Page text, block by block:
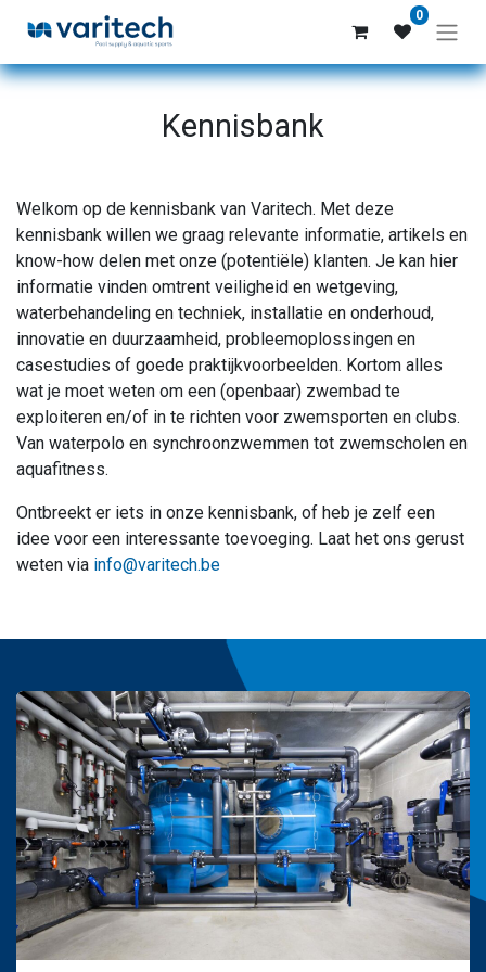
0
Kennisbank
Welkom op de kennisbank van Varitech. Met deze
kennisbank willen we graag relevante informatie, artikels en
know-how delen met onze (potentiële) klanten. Je kan hier
informatie vinden omtrent veiligheid en wetgeving,
waterbehandeling en techniek, installatie en onderhoud,
innovatie en duurzaamheid, probleemoplossingen en
casestudies of goede praktijkvoorbeelden. Kortom alles
wat je moet weten om een (openbaar) zwembad te
exploiteren en/of in te richten voor zwemsporten en clubs.
Van waterpolo en synchroonzwemmen tot zwemscholen en
aquafitness.
Ontbreekt er iets in onze kennisbank, of heb je zelf een
idee voor een interessante toevoeging. Laat het ons gerust
weten via info@varitech.be